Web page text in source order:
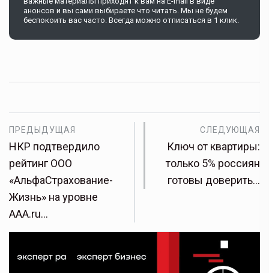
анонсов и вы сами выбираете что читать. Мы не будем
беспокоить вас часто. Всегда можно отписаться в 1 клик.
ПРЕДЫДУЩАЯ
НКР подтвердило
рейтинг ООО
«АльфаСтрахование-
Жизнь» на уровне
AAA.ru…
СЛЕДУЮЩАЯ
Ключ от квартиры:
только 5% россиян
готовы доверить…